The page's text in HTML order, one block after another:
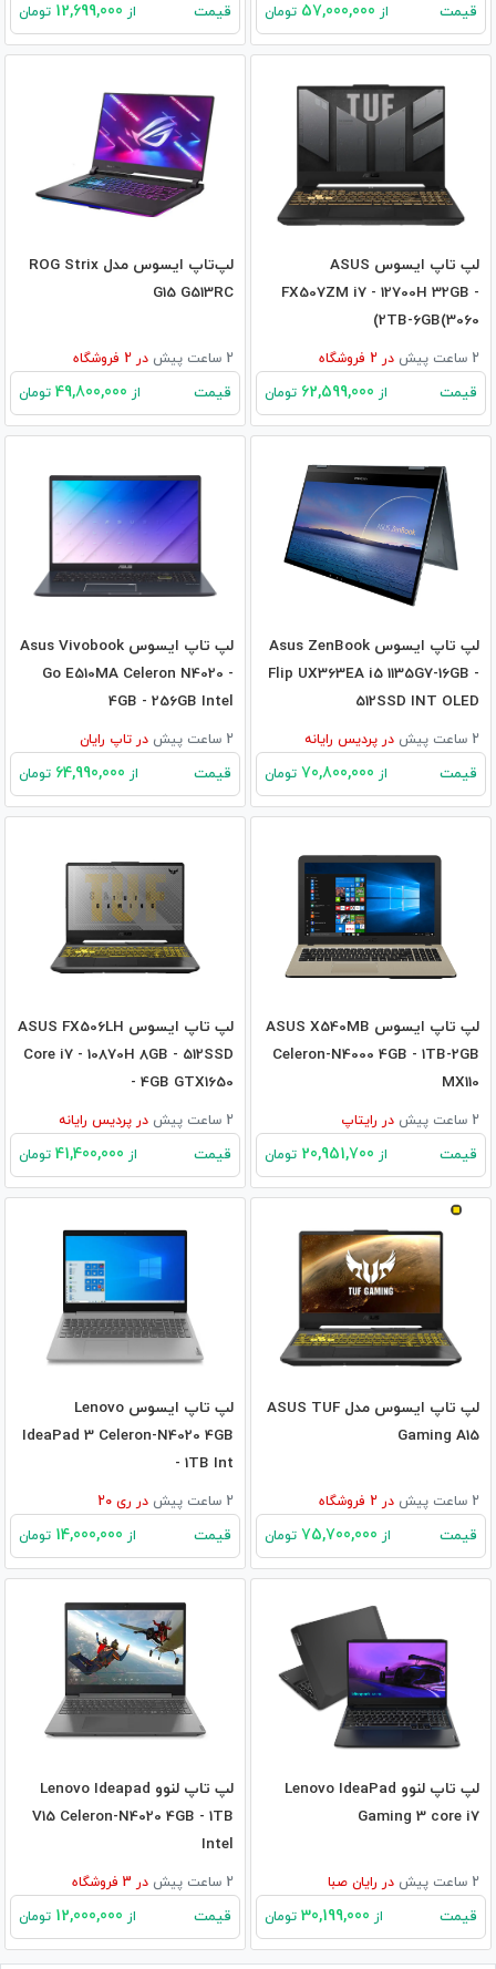
قیمت از تومان قیمت از تومان
لپ تاپ ایسوس ASUS
FX507ZM i7 - 12700H 32GB -
2TB-6GB(3060)
2 ساعت پیش در فروشگاه
قیمت از تومان
لپ‌تاپ ایسوس مدل ROG Strix
G15 G513RC
2 ساعت پیش در فروشگاه
قیمت از تومان
لپ تاپ ایسوس Asus ZenBook
Flip UX363EA i5 1135G7-16GB -
512SSD INT OLED
2 ساعت پیش در پردیس رایانه
قیمت از تومان
لپ تاپ ایسوس Asus Vivobook
Go E510MA Celeron N4020 -
4GB - 256GB Intel
2 ساعت پیش در تاپ رایان
قیمت از تومان
لپ تاپ ایسوس ASUS X540MB
Celeron-N4000 4GB - 1TB-2GB
MX110
2 ساعت پیش در رایتاپ
قیمت از تومان
لپ تاپ ایسوس ASUS FX506LH
Core i7 - 10870H 8GB - 512SSD
- 4GB GTX1650
2 ساعت پیش در پردیس رایانه
قیمت از تومان
لپ تاپ ایسوس مدل ASUS TUF
Gaming A15
2 ساعت پیش در فروشگاه
قیمت از تومان
لپ تاپ ایسوس Lenovo
IdeaPad 3 Celeron-N4020 4GB
- 1TB Int
2 ساعت پیش در ری 20
قیمت از تومان
لپ تاپ لنوو Lenovo IdeaPad
Gaming 3 core i7
2 ساعت پیش در رایان صبا
قیمت از تومان
لپ تاپ لنوو Lenovo Ideapad
V15 Celeron-N4020 4GB - 1TB
Intel
2 ساعت پیش در فروشگاه
قیمت از تومان